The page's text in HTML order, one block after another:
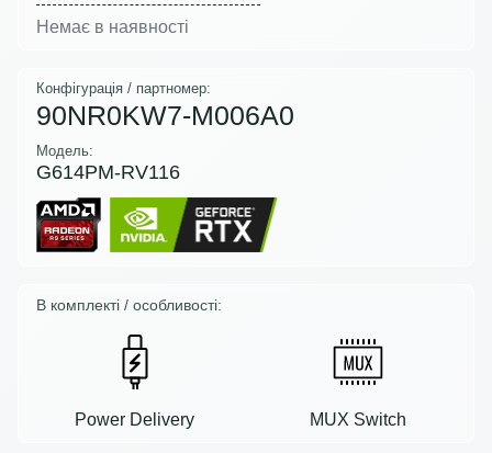
Немає в наявності
Конфігурація / партномер:
90NR0KW7-M006A0
Модель:
G614PM-RV116
В комплекті / особливості:
Power Delivery MUX Switch